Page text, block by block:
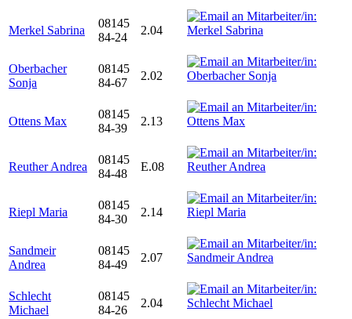
Merkel Sabrina
08145
84-24
2.04
Oberbacher
Sonja
08145
84-67
2.02
Ottens Max
08145
84-39
2.13
Reuther Andrea
08145
84-48
E.08
Riepl Maria
08145
84-30
2.14
Sandmeir
Andrea
08145
84-49
2.07
Schlecht
Michael
08145
84-26
2.04